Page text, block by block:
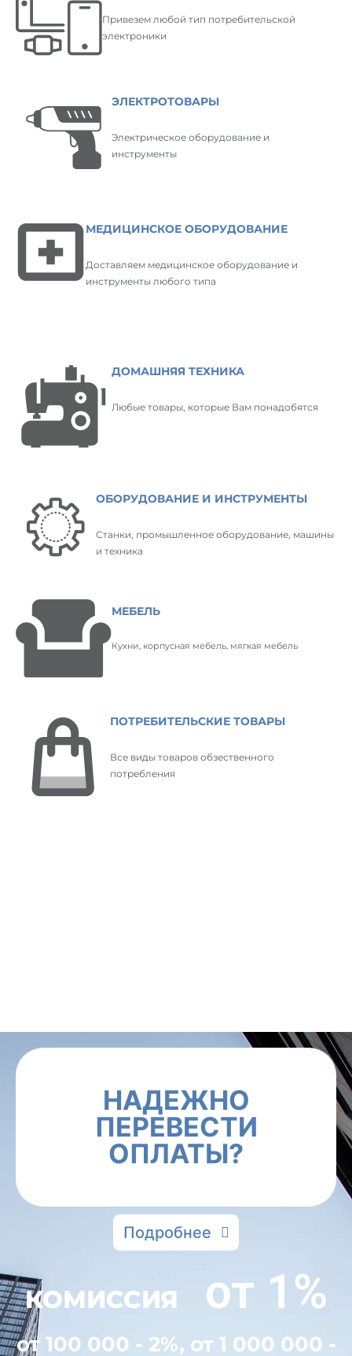
Привезем любой тип потребительской
электроники
ЭЛЕКТРОТОВАРЫ
Электрическое оборудование и
инструменты
МЕДИЦИНСКОЕ ОБОРУДОВАНИЕ
Доставляем медицинское оборудование и
инструменты любого типа
ДОМАШНЯЯ ТЕХНИКА
Любые товары, которые Вам понадобятся
ОБОРУДОВАНИЕ И ИНСТРУМЕНТЫ
Станки, промышленное оборудование, машины
и техника
МЕБЕЛЬ
Кухни, корпусная мебель, мягкая мебель
ПОТРЕБИТЕЛЬСКИЕ ТОВАРЫ
Все виды товаров обзественного
потребления
НАДЕЖНО
ПЕРЕВЕСТИ
ОПЛАТЫ?
Подробнее
КОМИССИЯ от 1%
от 100 000 - 2%, от 1 000 000 -